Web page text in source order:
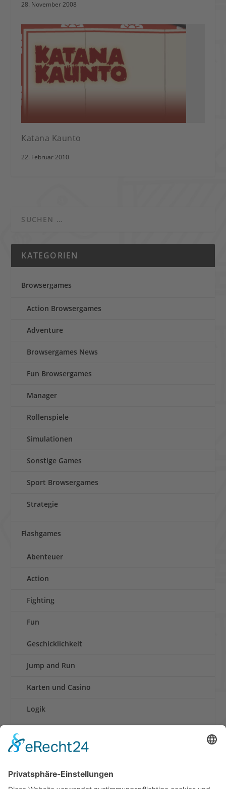
28. November 2008
Katana Kaunto
22. Februar 2010
KATEGORIEN
Browsergames
Action Browsergames
Adventure
Browsergames News
Fun Browsergames
Manager
Rollenspiele
Simulationen
Sonstige Games
Sport Browsergames
Strategie
Flashgames
Abenteuer
Action
Fighting
Fun
Geschicklichkeit
Jump and Run
Karten und Casino
Logik
Retro und Klassiker
Shooter